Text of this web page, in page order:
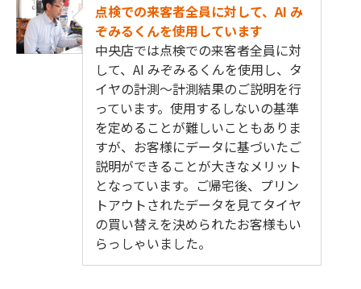
点検での来客者全員に対して、AI み
ぞみるくんを使用しています​
中央店では点検での来客者全員に対
して、AI みぞみるくんを使用し、タ
イヤの計測～計測結果のご説明を行
っています。使用するしないの基準
を定めることが難しいこともありま
すが、お客様にデータに基づいたご
説明ができることが大きなメリット
となっています。ご帰宅後、プリン
トアウトされたデータを見てタイヤ
の買い替えを決められたお客様もい
らっしゃいました。​​